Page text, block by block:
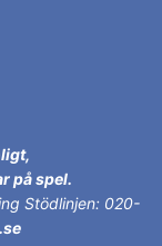
på spel.
Stödlinjen: 020-